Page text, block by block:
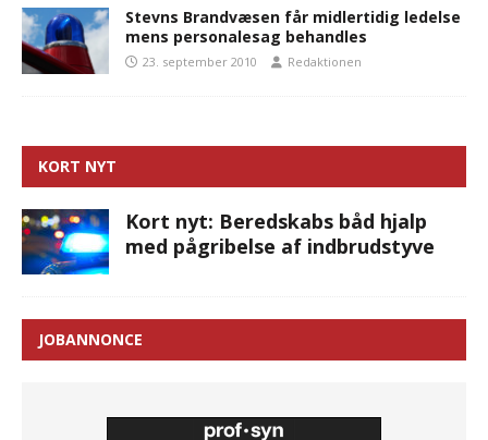
Stevns Brandvæsen får midlertidig ledelse
mens personalesag behandles
23. september 2010 Redaktionen
KORT NYT
Kort nyt: Beredskabs båd hjalp
med pågribelse af indbrudstyve
JOBANNONCE